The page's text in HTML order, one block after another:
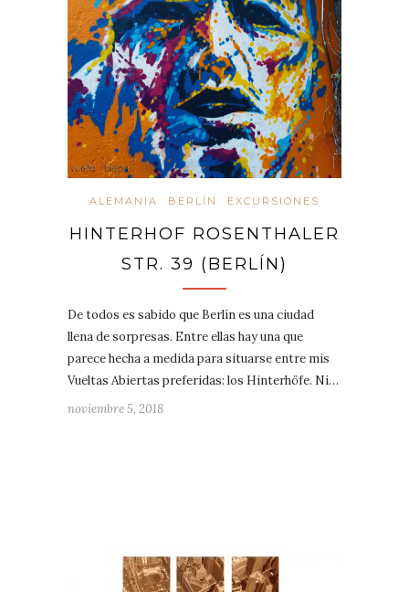
ALEMANIA BERLÍN EXCURSIONES
HINTERHOF ROSENTHALER
STR. 39 (BERLÍN)
De todos es sabido que Berlín es una ciudad
llena de sorpresas. Entre ellas hay una que
parece hecha a medida para situarse entre mis
Vueltas Abiertas preferidas: los Hinterhöfe. Ni…
noviembre 5, 2018